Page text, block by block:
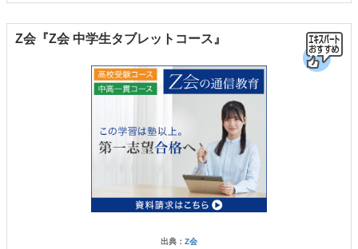
Z会『Z会 中学生タブレットコース』
出典： Z会